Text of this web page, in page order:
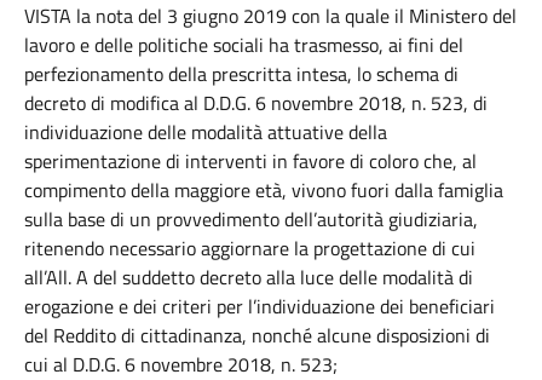
VISTA la nota del 3 giugno 2019 con la quale il Ministero del
lavoro e delle politiche sociali ha trasmesso, ai fini del
perfezionamento della prescritta intesa, lo schema di
decreto di modifica al D.D.G. 6 novembre 2018, n. 523, di
individuazione delle modalità attuative della
sperimentazione di interventi in favore di coloro che, al
compimento della maggiore età, vivono fuori dalla famiglia
sulla base di un provvedimento dell’autorità giudiziaria,
ritenendo necessario aggiornare la progettazione di cui
all’All. A del suddetto decreto alla luce delle modalità di
erogazione e dei criteri per l’individuazione dei beneficiari
del Reddito di cittadinanza, nonché alcune disposizioni di
cui al D.D.G. 6 novembre 2018, n. 523;